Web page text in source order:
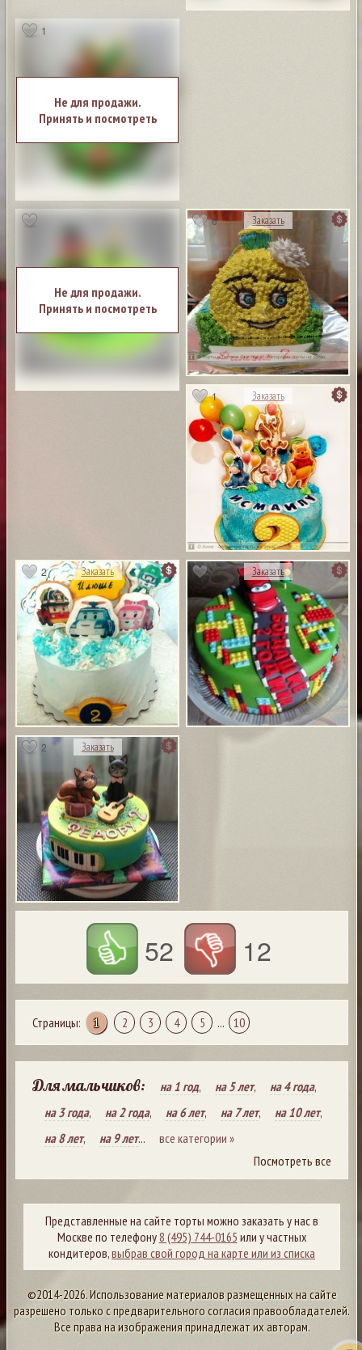
1
Не для продажи.
Принять и посмотреть
Не для продажи.
Принять и посмотреть
6 Заказать
1 Заказать
2 Заказать Заказать
2 Заказать
52 12
Страницы: 1 2 3 4 5 ... 10
Для мальчиков: на 1 год, на 5 лет, на 4 года,
на 3 года, на 2 года, на 6 лет, на 7 лет, на 10 лет,
на 8 лет, на 9 лет...
все категории »
Посмотреть все
Представленные на сайте торты можно заказать у нас в
Москве по телефону8 (495) 744-0165 или у частных
кондитеров,выбрав свой город на карте или из списка
©2014-2026. Использование материалов размещенных на сайте
разрешено только с предварительного согласия правообладателей.
Все права на изображения принадлежат их авторам.